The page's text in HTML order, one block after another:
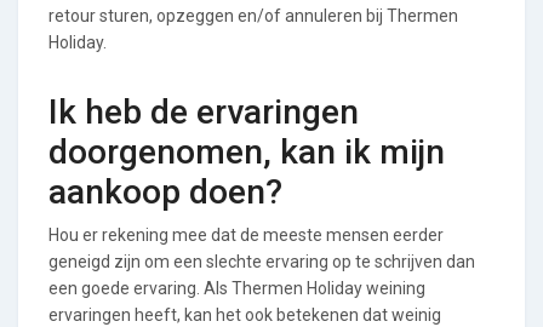
retour sturen, opzeggen en/of annuleren bij Thermen
Holiday.
Ik heb de ervaringen
doorgenomen, kan ik mijn
aankoop doen?
Hou er rekening mee dat de meeste mensen eerder
geneigd zijn om een slechte ervaring op te schrijven dan
een goede ervaring. Als Thermen Holiday weining
ervaringen heeft, kan het ook betekenen dat weinig